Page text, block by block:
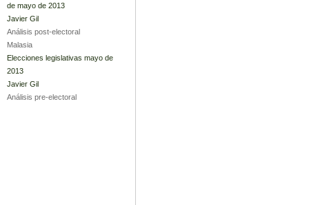
de mayo de 2013
Javier Gil
Análisis post-electoral
Malasia
Elecciones legislativas mayo de
2013
Javier Gil
Análisis pre-electoral